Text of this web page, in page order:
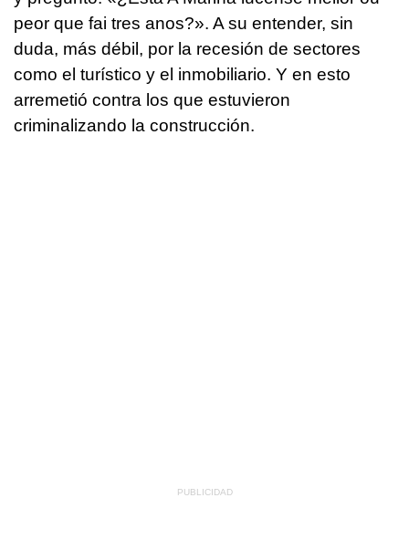
peor que fai tres anos?». A su entender, sin
duda, más débil, por la recesión de sectores
como el turístico y el inmobiliario. Y en esto
arremetió contra los que estuvieron
criminalizando la construcción.